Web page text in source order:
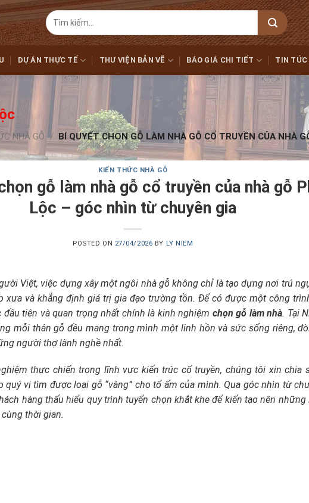
Tìm
kiếm:
DỰ ÁN THỰC TẾ THƯ VIỆN BẢN VẼ BÁO GIÁ CHI TIẾT TIN TỨC
NHÀ GỖ / BÍ QUYẾT CHỌN GỖ LÀM NHÀ GỖ CỔ TRUYỀN CỦA NHÀ
KIẾN THỨC NHÀ GỖ
gỗ làm nhà gỗ cổ truyền của nhà gỗ
Lộc – góc nhìn từ chuyên gia
POSTED ON 27/04/2026 BY LY NIEM
Việt, việc dựng xây một ngôi nhà gỗ không chỉ là tạo dựng nơi trú
xưa và khẳng định giá trị gia đạo trường tồn. Để có được một công
đầu tiên và quan trọng nhất chính là kinh nghiệm chọn gỗ làm nhà. Tại
mỗi thân gỗ đều mang trong mình một linh hồn và sức sống riêng,
người thợ lành nghề nhất.
thực chiến trong lĩnh vực kiến trúc cổ truyền, chúng tôi xin chia
quý vị tìm được loại gỗ “vàng” cho tổ ấm của mình. Qua góc nhìn từ
hàng thấu hiểu quy trình tuyển chọn khắt khe để kiến tạo nên những
thời gian.